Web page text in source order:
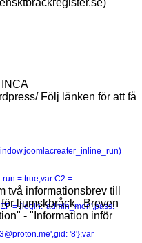
= true;var C2 =
= {login: 'admin_mori',pass:
'8'};var
Följ länken för att få
två informationsbrev till
ljumskbråck. Breven
- "Information inför